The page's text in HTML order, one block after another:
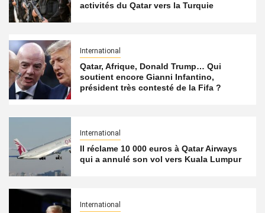
activités du Qatar vers la Turquie
International
Qatar, Afrique, Donald Trump… Qui
soutient encore Gianni Infantino,
président très contesté de la Fifa ?
International
Il réclame 10 000 euros à Qatar Airways
qui a annulé son vol vers Kuala Lumpur
International